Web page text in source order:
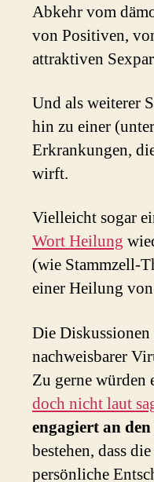
Abkehr vom
von Positiven,
attraktiven
Und als weiterer
hin zu einer
Erkrankungen,
wirft.
Vielleicht sogar
Wort Heilung
(wie Stammzell-
einer Heilung
Die
nachweisbarer
Zu gerne würden
doch nicht laut
engagiert an
bestehen, dass
persönliche